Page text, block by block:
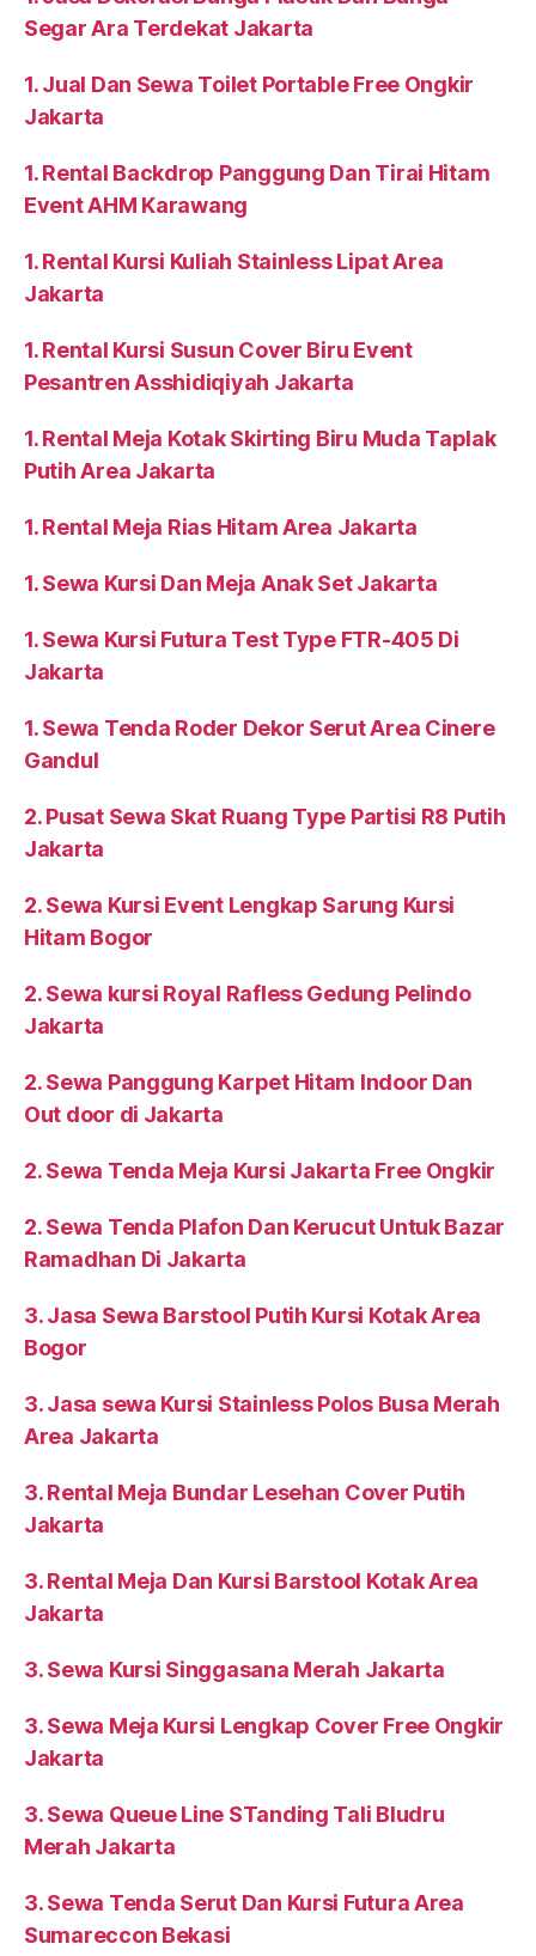
Segar Ara Terdekat Jakarta
1. Jual Dan Sewa Toilet Portable Free Ongkir
Jakarta
1. Rental Backdrop Panggung Dan Tirai Hitam
Event AHM Karawang
1. Rental Kursi Kuliah Stainless Lipat Area
Jakarta
1. Rental Kursi Susun Cover Biru Event
Pesantren Asshidiqiyah Jakarta
1. Rental Meja Kotak Skirting Biru Muda Taplak
Putih Area Jakarta
1. Rental Meja Rias Hitam Area Jakarta
1. Sewa Kursi Dan Meja Anak Set Jakarta
1. Sewa Kursi Futura Test Type FTR-405 Di
Jakarta
1. Sewa Tenda Roder Dekor Serut Area Cinere
Gandul
2. Pusat Sewa Skat Ruang Type Partisi R8 Putih
Jakarta
2. Sewa Kursi Event Lengkap Sarung Kursi
Hitam Bogor
2. Sewa kursi Royal Rafless Gedung Pelindo
Jakarta
2. Sewa Panggung Karpet Hitam Indoor Dan
Out door di Jakarta
2. Sewa Tenda Meja Kursi Jakarta Free Ongkir
2. Sewa Tenda Plafon Dan Kerucut Untuk Bazar
Ramadhan Di Jakarta
3. Jasa Sewa Barstool Putih Kursi Kotak Area
Bogor
3. Jasa sewa Kursi Stainless Polos Busa Merah
Area Jakarta
3. Rental Meja Bundar Lesehan Cover Putih
Jakarta
3. Rental Meja Dan Kursi Barstool Kotak Area
Jakarta
3. Sewa Kursi Singgasana Merah Jakarta
3. Sewa Meja Kursi Lengkap Cover Free Ongkir
Jakarta
3. Sewa Queue Line STanding Tali Bludru
Merah Jakarta
3. Sewa Tenda Serut Dan Kursi Futura Area
Sumareccon Bekasi